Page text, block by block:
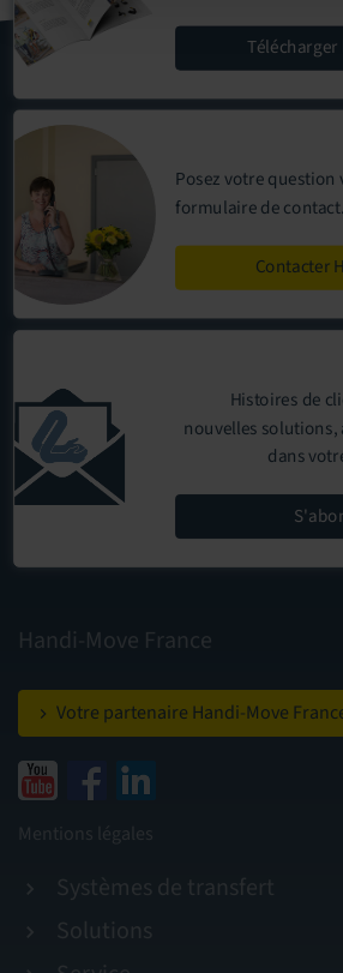
Télécharger
Posez votre question
formulaire de contact.
Contacter
Histoires de
nouvelles solutions,
dans
Handi-Move France
Votre partenaire Handi-Move
Mentions légales
Systèmes de transfert
Solutions